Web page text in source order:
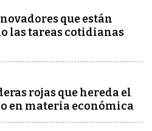
que están
las tareas cotidianas
rojas que hereda el
en materia económica